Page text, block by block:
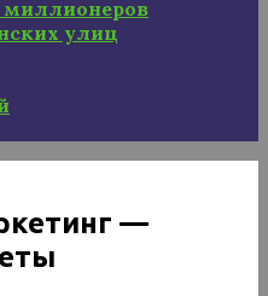
миллионеров
улиц
—